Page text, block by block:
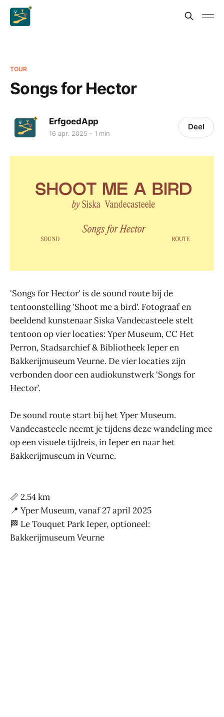
TOUR
Songs for Hector
ErfgoedApp
16 apr. 2025 1 min
Deel
'Songs for Hector' is de sound route bij de
tentoonstelling 'Shoot me a bird'. Fotograaf en
beeldend kunstenaar Siska Vandecasteele stelt
tentoon op vier locaties: Yper Museum, CC Het
Perron, Stadsarchief & Bibliotheek Ieper en
Bakkerijmuseum Veurne. De vier locaties zijn
verbonden door een audiokunstwerk ‘Songs for
Hector’.
De sound route start bij het Yper Museum.
Vandecasteele neemt je tijdens deze wandeling mee
op een visuele tijdreis, in Ieper en naar het
Bakkerijmuseum in Veurne.
📏 2.54 km
📍 Yper Museum, vanaf 27 april 2025
🏁 Le Touquet Park Ieper, optioneel:
Bakkerijmuseum Veurne